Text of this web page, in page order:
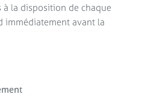
la disposition de chaque
immédiatement avant la